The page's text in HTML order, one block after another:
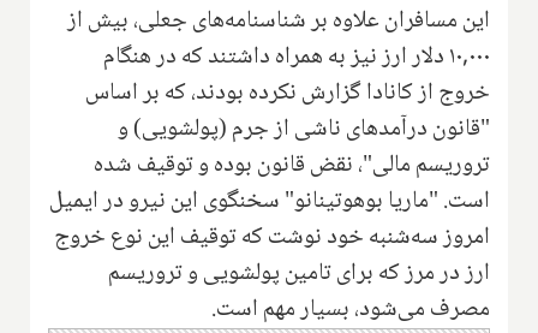
این مسافران علاوه بر شناسنامه‌های جعلی، بیش از
۱۰,۰۰۰ دلار ارز نیز به همراه داشتند که در هنگام
خروج از کانادا گزارش نکرده بودند، که بر اساس
"قانون درآمدهای ناشی از جرم (پولشویی) و
تروریسم مالی"، نقض قانون بوده و توقیف شده
است. "ماریا بوهوتینانو" سخنگوی این نیرو در ایمیل
امروز سه‌شنبه خود نوشت که توقیف این نوع خروج
ارز در مرز که برای تامین پولشویی و تروریسم
مصرف می‌شود، بسیار مهم است.